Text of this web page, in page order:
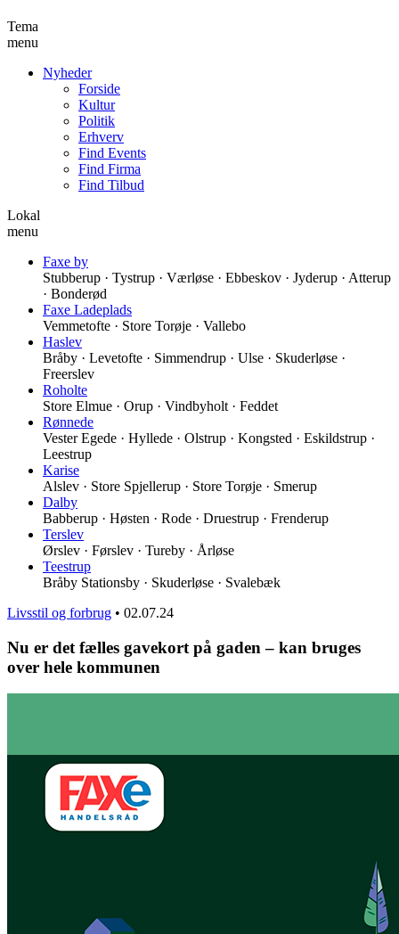
Tema
menu
Nyheder
Forside
Kultur
Politik
Erhverv
Find Events
Find Firma
Find Tilbud
Lokal
menu
Faxe by
Stubberup · Tystrup · Værløse · Ebbeskov · Jyderup · Atterup
· Bonderød
Faxe Ladeplads
Vemmetofte · Store Torøje · Vallebo
Haslev
Bråby · Levetofte · Simmendrup · Ulse · Skuderløse ·
Freerslev
Roholte
Store Elmue · Orup · Vindbyholt · Feddet
Rønnede
Vester Egede · Hyllede · Olstrup · Kongsted · Eskildstrup ·
Leestrup
Karise
Alslev · Store Spjellerup · Store Torøje · Smerup
Dalby
Babberup · Høsten · Rode · Druestrup · Frenderup
Terslev
Ørslev · Førslev · Tureby · Årløse
Teestrup
Bråby Stationsby · Skuderløse · Svalebæk
Livsstil og forbrug • 02.07.24
Nu er det fælles gavekort på gaden – kan bruges
over hele kommunen